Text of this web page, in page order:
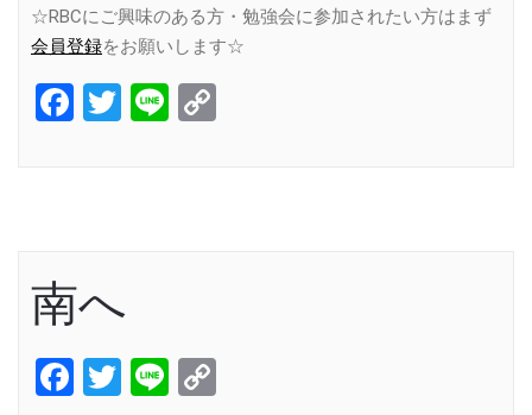
☆RBCにご興味のある方・勉強会に参加されたい方はまず
会員登録をお願いします☆
Facebook
Twitter
Line
南へ
Facebook
Twitter
Line